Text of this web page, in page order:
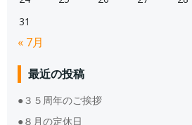
31
« 7月
最近の投稿
●３５周年のご挨拶
●８月の定休日